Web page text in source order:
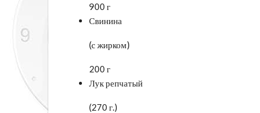
900 г
Свинина
(с жирком)
200 г
Лук репчатый
(270 г.)